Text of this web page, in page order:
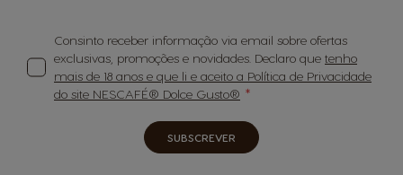
Consinto receber informação via email sobre ofertas
exclusivas, promoções e novidades. Declaro que tenho
mais de 18 anos e que li e aceito a Política de Privacidade
do site NESCAFÉ® Dolce Gusto®
SUBSCREVER